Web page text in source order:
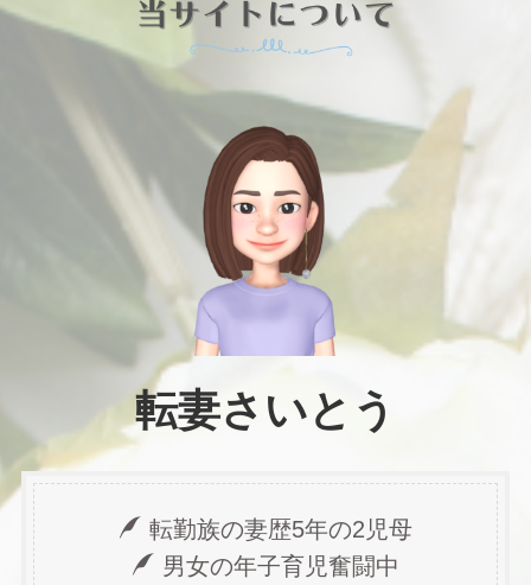
転妻さいとう
転勤族の妻歴5年の2児母
男女の年子育児奮闘中